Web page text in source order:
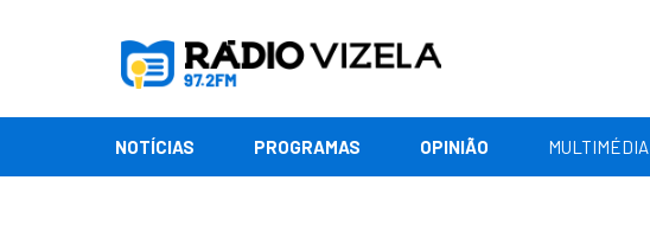
NOTÍCIAS PROGRAMAS OPINIÃO MULTIMÉDIA